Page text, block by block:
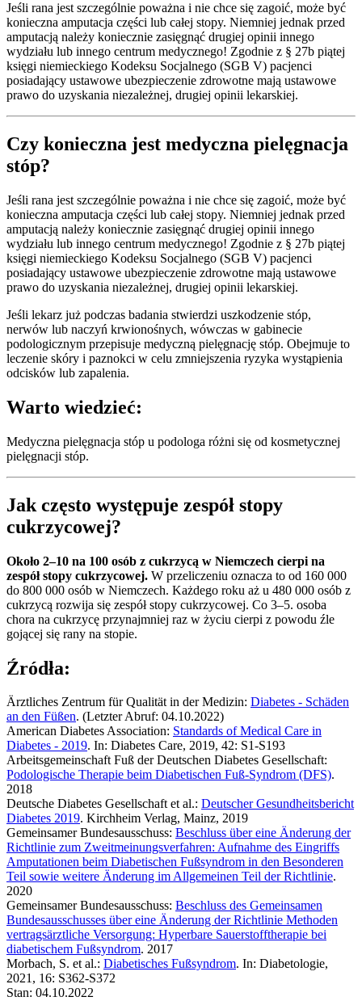
Jeśli rana jest szczególnie poważna i nie chce się zagoić, może być
konieczna amputacja części lub całej stopy. Niemniej jednak przed
amputacją należy koniecznie zasięgnąć drugiej opinii innego
wydziału lub innego centrum medycznego! Zgodnie z § 27b piątej
księgi niemieckiego Kodeksu Socjalnego (SGB V) pacjenci
posiadający ustawowe ubezpieczenie zdrowotne mają ustawowe
prawo do uzyskania niezależnej, drugiej opinii lekarskiej.
Czy konieczna jest medyczna pielęgnacja
stóp?
Jeśli rana jest szczególnie poważna i nie chce się zagoić, może być
konieczna amputacja części lub całej stopy. Niemniej jednak przed
amputacją należy koniecznie zasięgnąć drugiej opinii innego
wydziału lub innego centrum medycznego! Zgodnie z § 27b piątej
księgi niemieckiego Kodeksu Socjalnego (SGB V) pacjenci
posiadający ustawowe ubezpieczenie zdrowotne mają ustawowe
prawo do uzyskania niezależnej, drugiej opinii lekarskiej.
Jeśli lekarz już podczas badania stwierdzi uszkodzenie stóp,
nerwów lub naczyń krwionośnych, wówczas w gabinecie
podologicznym przepisuje medyczną pielęgnację stóp. Obejmuje to
leczenie skóry i paznokci w celu zmniejszenia ryzyka wystąpienia
odcisków lub zapalenia.
Warto wiedzieć:
Medyczna pielęgnacja stóp u podologa różni się od kosmetycznej
pielęgnacji stóp.
Jak często występuje zespół stopy
cukrzycowej?
Około 2–10 na 100 osób z cukrzycą w Niemczech cierpi na
zespół stopy cukrzycowej. W przeliczeniu oznacza to od 160 000
do 800 000 osób w Niemczech. Każdego roku aż u 480 000 osób z
cukrzycą rozwija się zespół stopy cukrzycowej. Co 3–5. osoba
chora na cukrzycę przynajmniej raz w życiu cierpi z powodu źle
gojącej się rany na stopie.
Źródła:
Ärztliches Zentrum für Qualität in der Medizin: Diabetes - Schäden
an den Füßen. (Letzter Abruf: 04.10.2022)
American Diabetes Association: Standards of Medical Care in
Diabetes - 2019. In: Diabetes Care, 2019, 42: S1-S193
Arbeitsgemeinschaft Fuß der Deutschen Diabetes Gesellschaft:
Podologische Therapie beim Diabetischen Fuß-Syndrom (DFS).
2018
Deutsche Diabetes Gesellschaft et al.: Deutscher Gesundheitsbericht
Diabetes 2019. Kirchheim Verlag, Mainz, 2019
Gemeinsamer Bundesausschuss: Beschluss über eine Änderung der
Richtlinie zum Zweitmeinungsverfahren: Aufnahme des Eingriffs
Amputationen beim Diabetischen Fußsyndrom in den Besonderen
Teil sowie weitere Änderung im Allgemeinen Teil der Richtlinie.
2020
Gemeinsamer Bundesausschuss: Beschluss des Gemeinsamen
Bundesausschusses über eine Änderung der Richtlinie Methoden
vertragsärztliche Versorgung: Hyperbare Sauerstofftherapie bei
diabetischem Fußsyndrom. 2017
Morbach, S. et al.: Diabetisches Fußsyndrom. In: Diabetologie,
2021, 16: S362-S372
Stan: 04.10.2022